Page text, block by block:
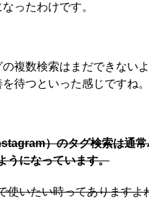
ったわけです。
複数検索はまだできないよ
待つといった感じですね。
）のタグ検索は通
うになっています。
使いたい時ってありますよ